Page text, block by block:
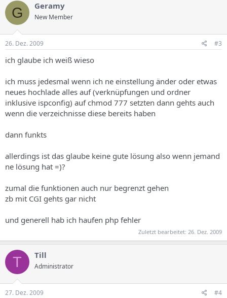
G Geramy
New Member
26. Dez. 2009 #3
ich glaube ich weiß wieso
ich muss jedesmal wenn ich ne einstellung änder oder etwas
neues hochlade alles auf (verknüpfungen und ordner
inklusive ispconfig) auf chmod 777 setzten dann gehts auch
wenn die verzeichnisse diese bereits haben
dann funkts
allerdings ist das glaube keine gute lösung also wenn jemand
ne lösung hat =)?
zumal die funktionen auch nur begrenzt gehen
zb mit CGI gehts gar nicht
und generell hab ich haufen php fehler
Zuletzt bearbeitet: 26. Dez. 2009
T Till
Administrator
27. Dez. 2009 #4